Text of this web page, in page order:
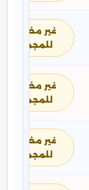
غير مضافة
للمجموع
غير مضافة
للمجموع
غير مضافة
للمجموع